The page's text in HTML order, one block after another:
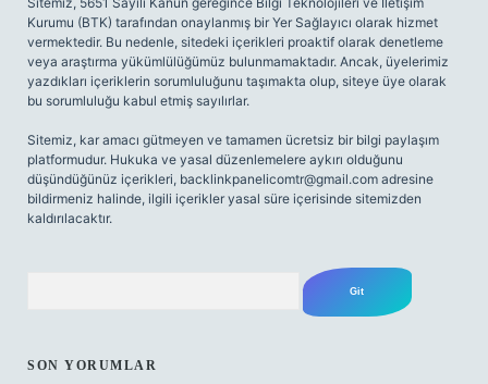
Kurumu (BTK) tarafından onaylanmış bir Yer Sağlayıcı olarak hizmet
vermektedir. Bu nedenle, sitedeki içerikleri proaktif olarak denetleme
veya araştırma yükümlülüğümüz bulunmamaktadır. Ancak, üyelerimiz
yazdıkları içeriklerin sorumluluğunu taşımakta olup, siteye üye olarak
bu sorumluluğu kabul etmiş sayılırlar.
Sitemiz, kar amacı gütmeyen ve tamamen ücretsiz bir bilgi paylaşım
platformudur. Hukuka ve yasal düzenlemelere aykırı olduğunu
düşündüğünüz içerikleri, backlinkpanelicomtr@gmail.com adresine
bildirmeniz halinde, ilgili içerikler yasal süre içerisinde sitemizden
kaldırılacaktır.
SON YORUMLAR